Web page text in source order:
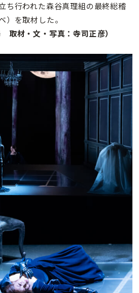
ち行われた森谷真理組の最終総稽
）を取材した。
取材・文・写真：寺司正彦）